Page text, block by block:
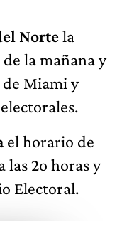
Nortela
la mañana y
de Miami y
el horario de
las 2o horas y
Electoral.